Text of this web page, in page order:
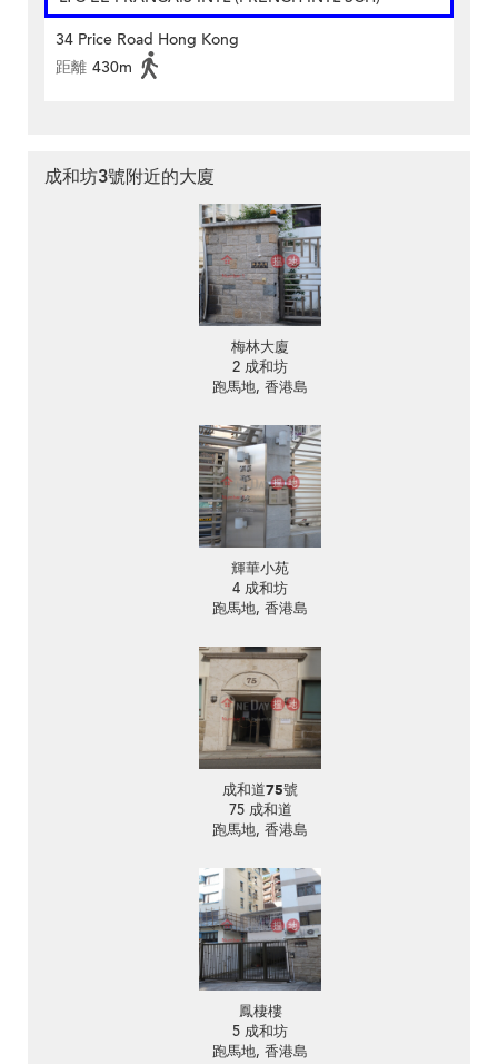
34 Price Road Hong Kong
距離 430m
成和坊3號附近的大廈
梅林大廈
2 成和坊
跑馬地, 香港島
輝華小苑
4 成和坊
跑馬地, 香港島
成和道75號
75 成和道
跑馬地, 香港島
鳳棲樓
5 成和坊
跑馬地, 香港島